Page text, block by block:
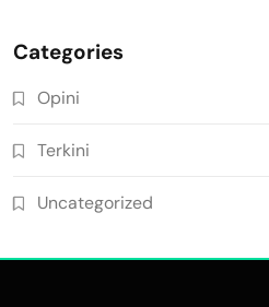
Categories
Opini
Terkini
Uncategorized